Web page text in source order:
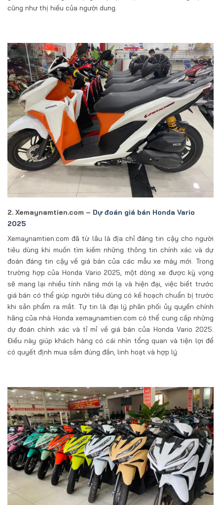
cũng như thị hiếu của người dung.
2. Xemaynamtien.com – Dự đoán giá bán Honda Vario
2025
Xemaynamtien.com đã từ lâu là địa chỉ đáng tin cậy cho người
tiêu dùng khi muốn tìm kiếm những thông tin chính xác và dự
đoán đáng tin cậy về giá bán của các mẫu xe máy mới. Trong
trường hợp của Honda Vario 2025, một dòng xe được kỳ vọng
sẽ mang lại nhiều tính năng mới lạ và hiện đại, việc biết trước
giá bán có thể giúp người tiêu dùng có kế hoạch chuẩn bị trước
khi sản phẩm ra mắt. Tự tin là đại lý phân phối ủy quyền chính
hãng của nhà Honda xemaynamtien.com có thể cung cấp những
dự đoán chính xác và tỉ mỉ về giá bán của Honda Vario 2025.
Điều này giúp khách hàng có cái nhìn tổng quan và tiện lợi để
có quyết định mua sắm đúng đắn, linh hoạt và hợp lý.